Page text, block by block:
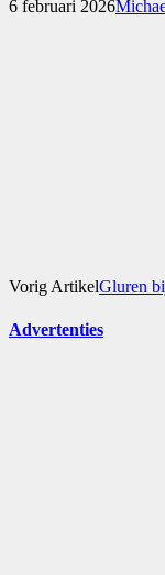
6 februari 2026
Vorig ArtikelGluren
Advertenties